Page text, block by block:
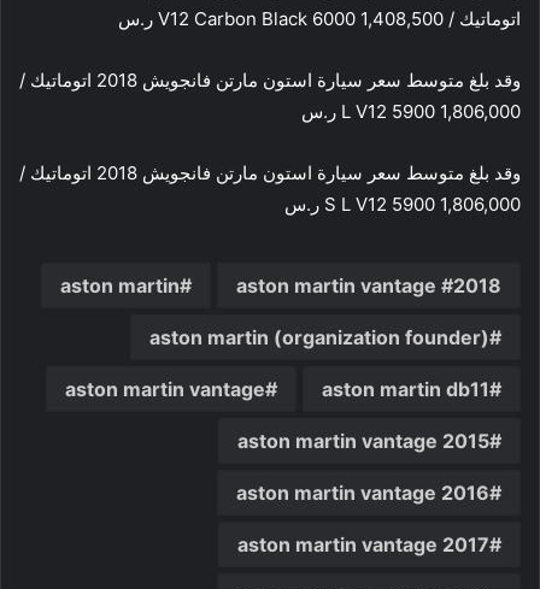
اتوماتيك / V12 Carbon Black 6000 1,408,500 ر.س
وقد بلغ متوسط سعر سيارة استون مارتن فانجويش 2018 اتوماتيك /
L V12 5900 1,806,000 ر.س
وقد بلغ متوسط سعر سيارة استون مارتن فانجويش 2018 اتوماتيك /
S L V12 5900 1,806,000 ر.س
2018 aston martin vantage
aston martin
aston martin (organization founder)
aston martin db11
aston martin vantage
aston martin vantage 2015
aston martin vantage 2016
aston martin vantage 2017